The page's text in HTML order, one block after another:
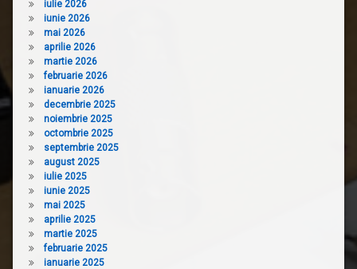
iulie 2026
iunie 2026
mai 2026
aprilie 2026
martie 2026
februarie 2026
ianuarie 2026
decembrie 2025
noiembrie 2025
octombrie 2025
septembrie 2025
august 2025
iulie 2025
iunie 2025
mai 2025
aprilie 2025
martie 2025
februarie 2025
ianuarie 2025